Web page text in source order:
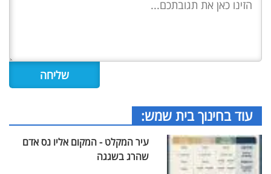
עוד בחינוך בית שמש:
עיר המקלט - המקום אליו נס אדם
שהרג בשגגה